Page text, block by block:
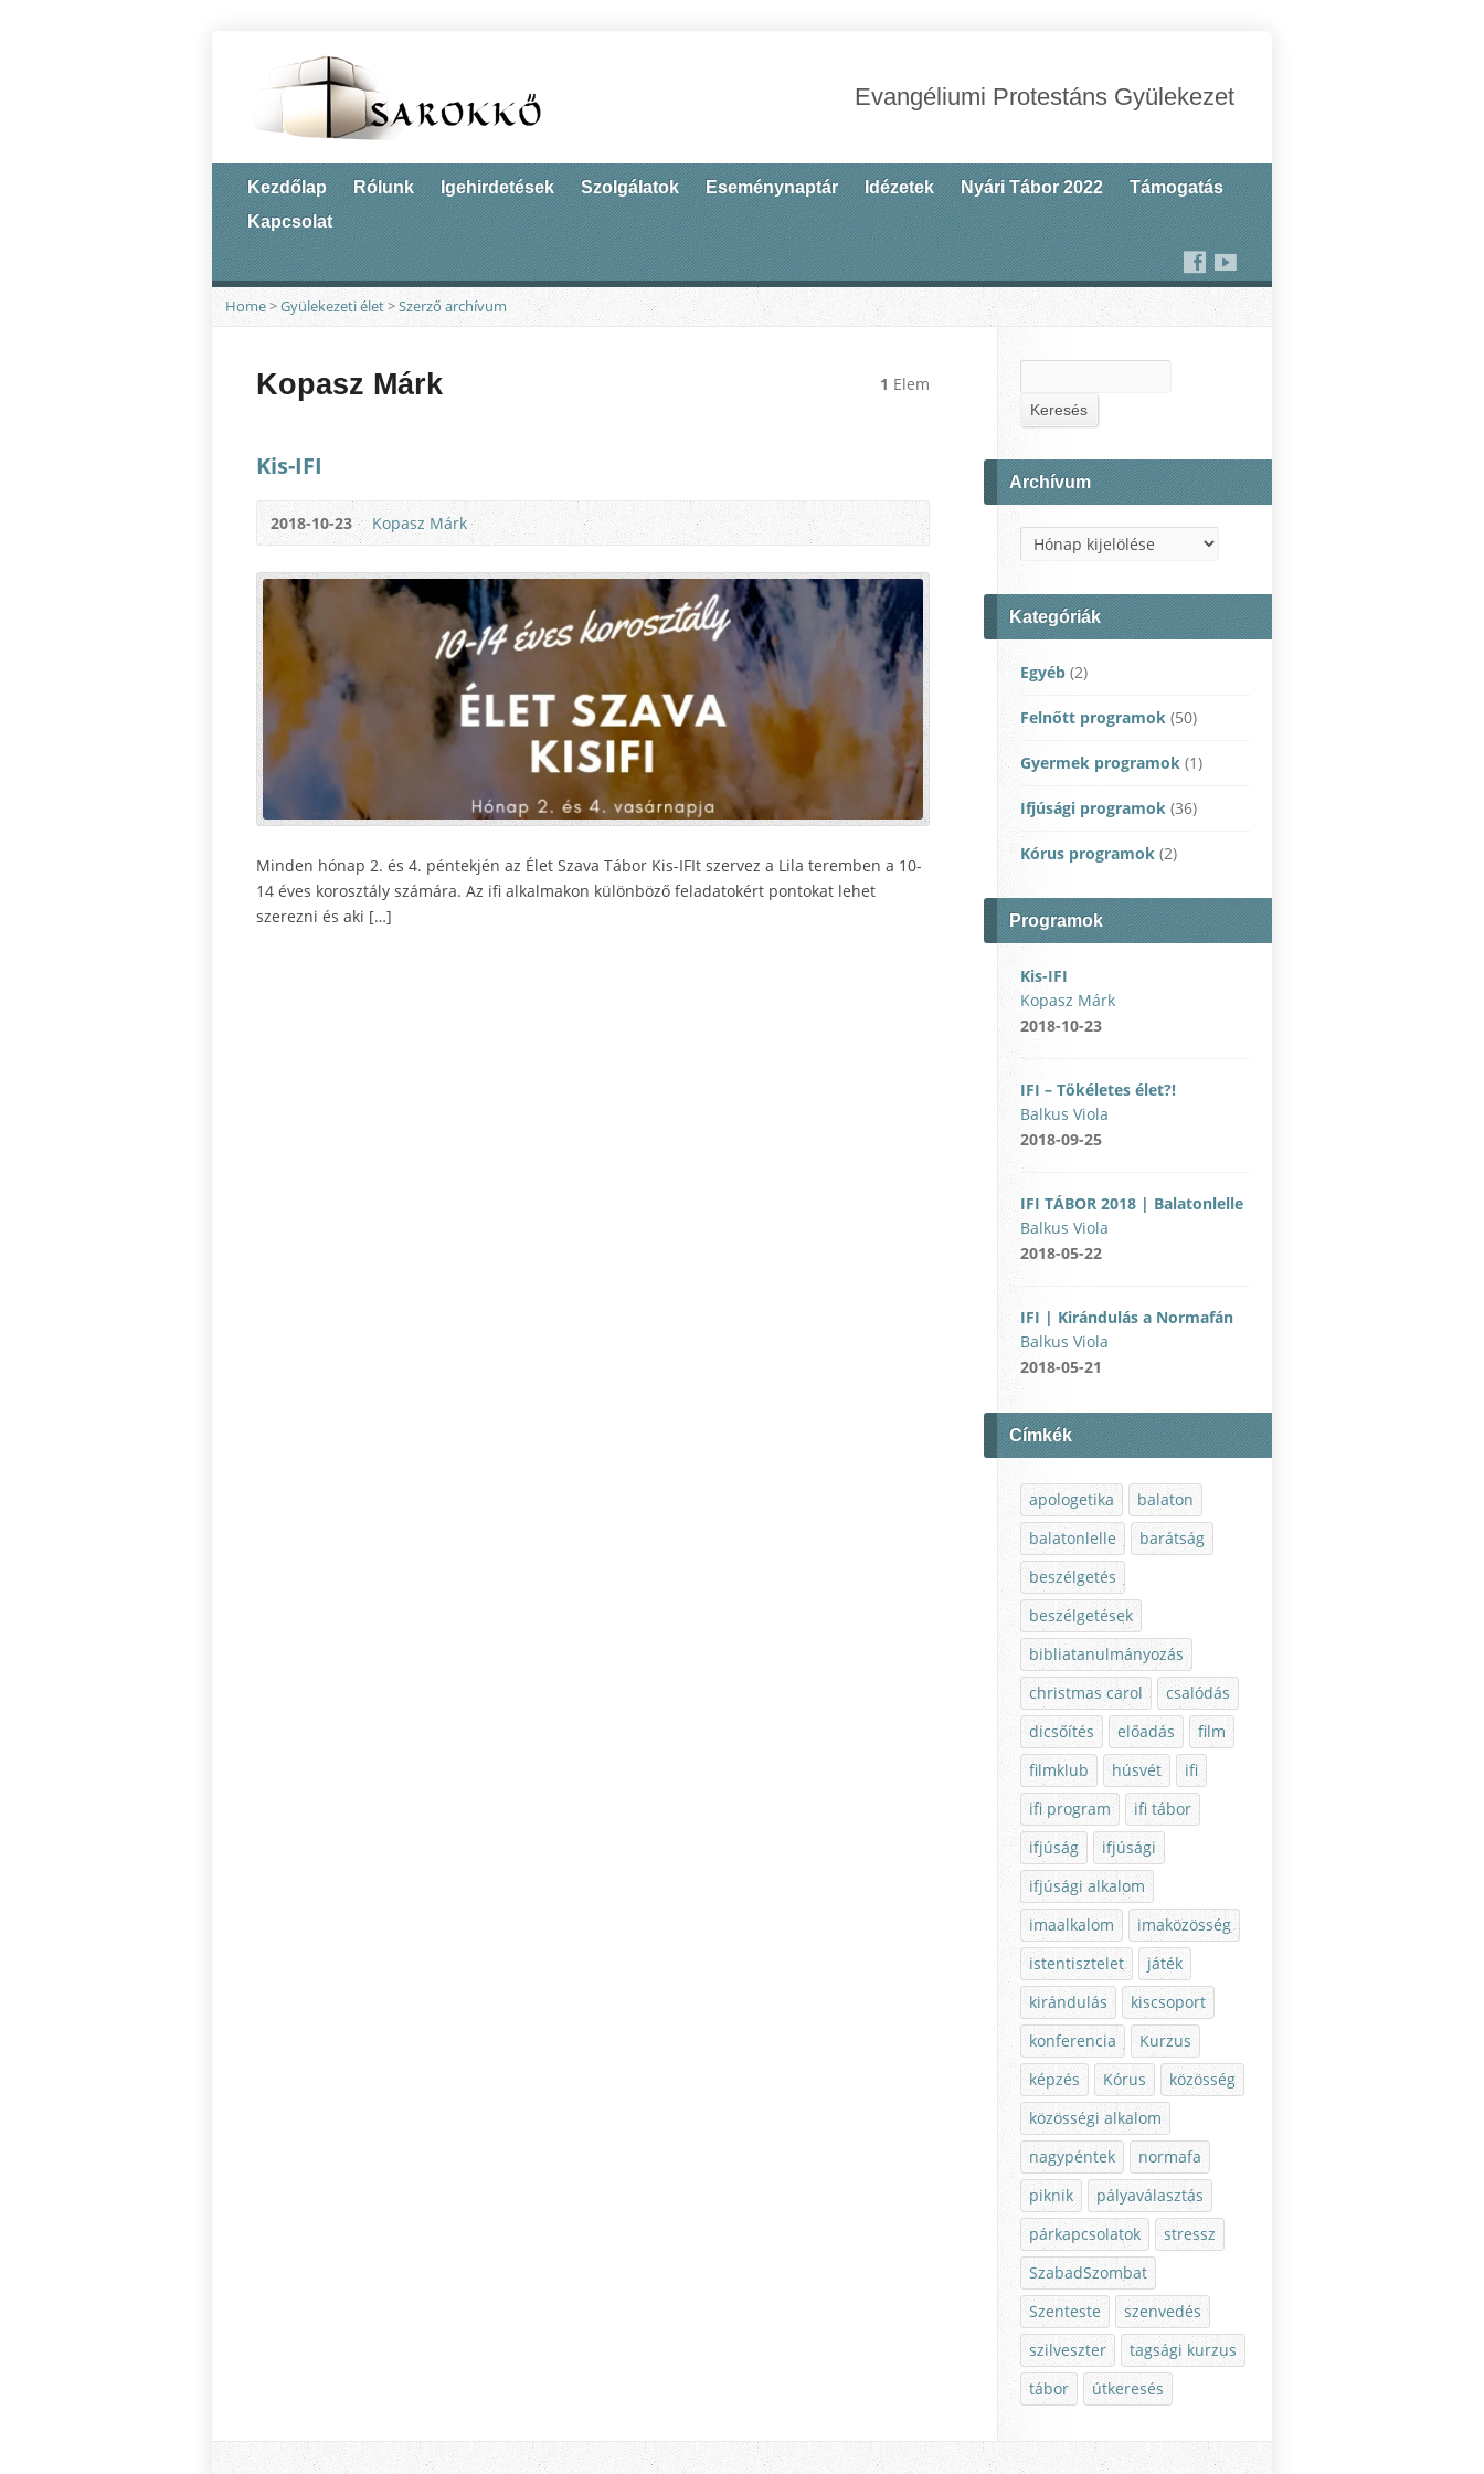
Evangéliumi Protestáns Gyülekezet
Kezdőlap Rólunk Igehirdetések Szolgálatok Eseménynaptár Idézetek Nyári Tábor 2022
Támogatás
Kapcsolat
Home>Gyülekezeti élet>Szerző archívum
Kopasz Márk 1 Elem
Kis-IFI
2018-10-23 Kopasz Márk
Minden hónap 2. és 4. péntekjén az Élet Szava Tábor Kis-IFIt szervez a Lila teremben a 10-
14 éves korosztály számára. Az ifi alkalmakon különböző feladatokért pontokat lehet
szerezni és aki […]
Keresés
Archívum
Archívum
Kategóriák
Egyéb (2)
Felnőtt programok (50)
Gyermek programok (1)
Ifjúsági programok (36)
Kórus programok (2)
Programok
Kis-IFI
Kopasz Márk
2018-10-23
IFI – Tökéletes élet?!
Balkus Viola
2018-09-25
IFI TÁBOR 2018 | Balatonlelle
Balkus Viola
2018-05-22
IFI | Kirándulás a Normafán
Balkus Viola
2018-05-21
Címkék
apologetika
balaton
balatonlelle
barátság
beszélgetés
beszélgetések
bibliatanulmányozás
christmas carol
csalódás
dicsőítés
előadás
film
filmklub
húsvét
ifi
ifi program
ifi tábor
ifjúság
ifjúsági
ifjúsági alkalom
imaalkalom
imaközösség
istentisztelet
játék
kirándulás
kiscsoport
konferencia
Kurzus
képzés
Kórus
közösség
közösségi alkalom
nagypéntek
normafa
piknik
pályaválasztás
párkapcsolatok
stressz
SzabadSzombat
Szenteste
szenvedés
szilveszter
tagsági kurzus
tábor
útkeresés